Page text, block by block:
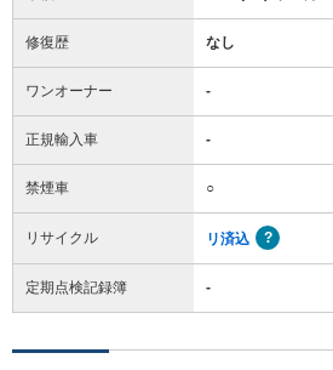
修復歴 なし
ワンオーナー -
正規輸入車 -
禁煙車 ○
リサイクル リ済込
定期点検記録簿 -